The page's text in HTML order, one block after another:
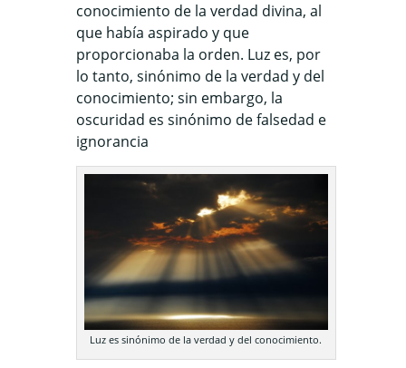
conocimiento de la verdad divina, al
que había aspirado y que
proporcionaba la orden. Luz es, por
lo tanto, sinónimo de la verdad y del
conocimiento; sin embargo, la
oscuridad es sinónimo de falsedad e
ignorancia
Luz es sinónimo de la verdad y del conocimiento.